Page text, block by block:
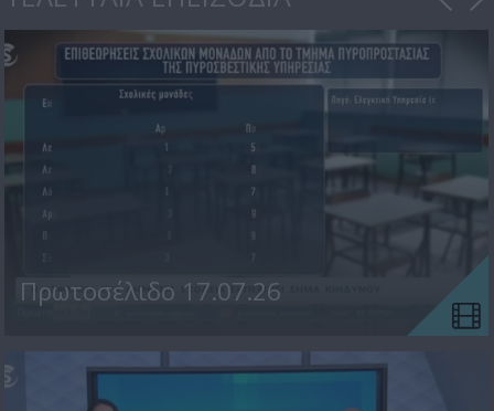
Πρωτοσέλιδο 17.07.26